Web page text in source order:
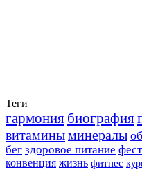
Теги
гармония биография
витаминыминералы
бег здоровое питание
конвенция жизнь фитнес